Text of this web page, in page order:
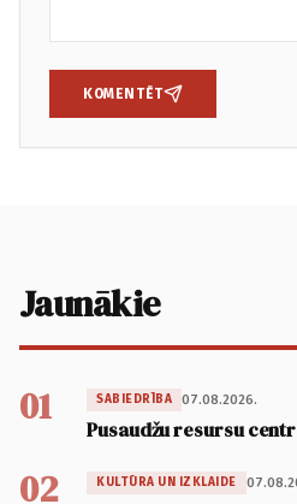
KOMENTĒT
Jaunākie
01 SABIEDRĪBA 07.08.2026.
Pusaudžu resursu
02 KULTŪRA UN IZKLAIDE